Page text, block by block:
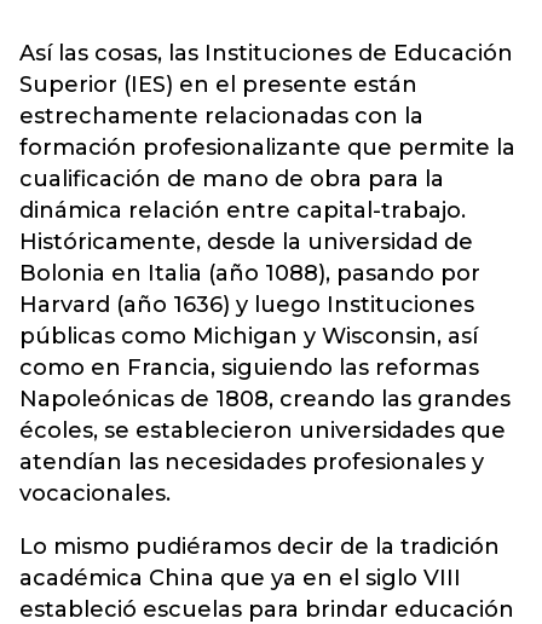
Así las cosas, las Instituciones de Educación
Superior (IES) en el presente están
estrechamente relacionadas con la
formación profesionalizante que permite la
cualificación de mano de obra para la
dinámica relación entre capital-trabajo.
Históricamente, desde la universidad de
Bolonia en Italia (año 1088), pasando por
Harvard (año 1636) y luego Instituciones
públicas como Michigan y Wisconsin, así
como en Francia, siguiendo las reformas
Napoleónicas de 1808, creando las grandes
écoles, se establecieron universidades que
atendían las necesidades profesionales y
vocacionales.
Lo mismo pudiéramos decir de la tradición
académica China que ya en el siglo VIII
estableció escuelas para brindar educación